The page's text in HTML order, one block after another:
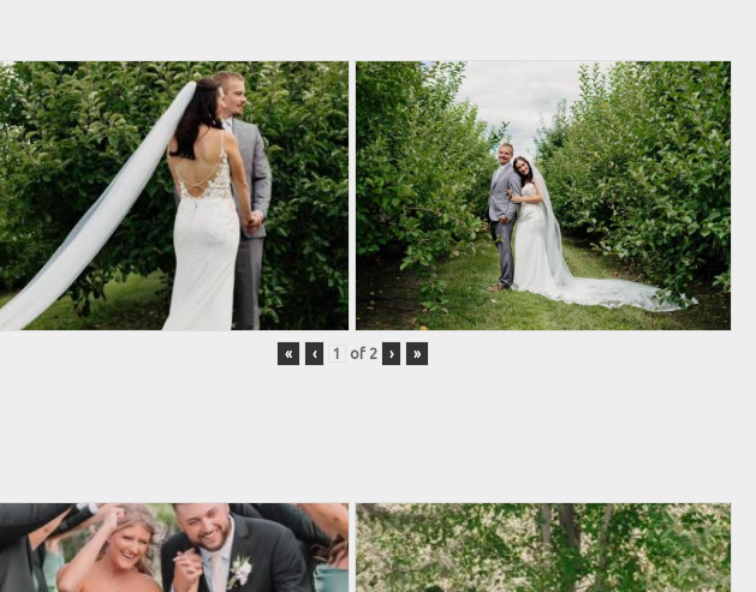
« ‹ of 2 › »